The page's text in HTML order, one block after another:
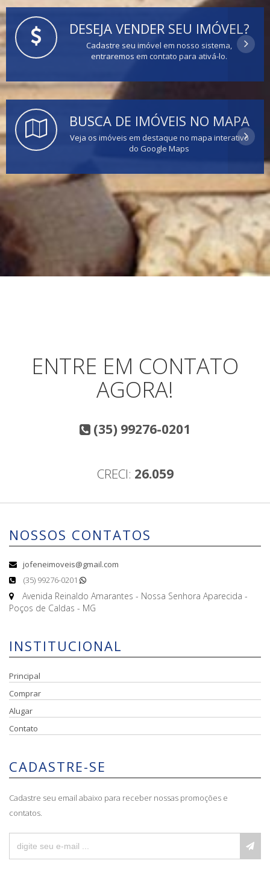
DESEJA VENDER SEU IMÓVEL?
Cadastre seu imóvel em nosso sistema,
entraremos em contato para ativá-lo.
BUSCA DE IMÓVEIS NO MAPA
Veja os imóveis em destaque no mapa interativo
do Google Maps
ENTRE EM CONTATO
AGORA!
(35) 99276-0201
CRECI: 26.059
NOSSOS CONTATOS
jofeneimoveis@gmail.com
(35) 99276-0201
Avenida Reinaldo Amarantes - Nossa Senhora Aparecida -
Poços de Caldas - MG
INSTITUCIONAL
Principal
Comprar
Alugar
Contato
CADASTRE-SE
Cadastre seu email abaixo para receber nossas promoções e
contatos.